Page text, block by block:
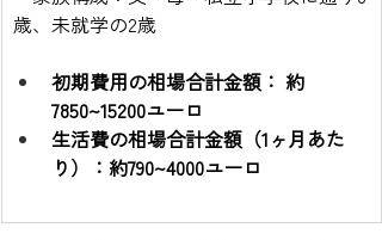
歳、未就学の2歳
初期費用の相場合計金額： 約
7850~15200ユーロ
生活費の相場合計金額（1ヶ月あた
り）：約790~4000ユーロ